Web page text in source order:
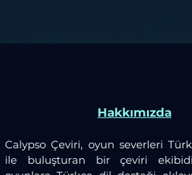
Hakkımızda
Calypso Çeviri, oyun severleri
ile buluşturan bir çeviri